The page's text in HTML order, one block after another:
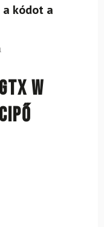
kódot a
W